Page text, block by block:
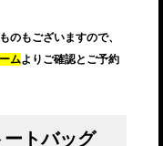
のもございますので、
ムよりご確認とご予約
トバッグ